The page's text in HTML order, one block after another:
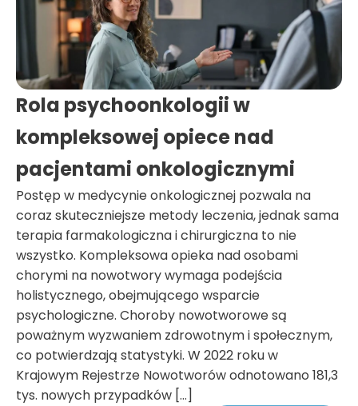
Rola psychoonkologii w
kompleksowej opiece nad
pacjentami onkologicznymi
Postęp w medycynie onkologicznej pozwala na
coraz skuteczniejsze metody leczenia, jednak sama
terapia farmakologiczna i chirurgiczna to nie
wszystko. Kompleksowa opieka nad osobami
chorymi na nowotwory wymaga podejścia
holistycznego, obejmującego wsparcie
psychologiczne. Choroby nowotworowe są
poważnym wyzwaniem zdrowotnym i społecznym,
co potwierdzają statystyki. W 2022 roku w
Krajowym Rejestrze Nowotworów odnotowano 181,3
tys. nowych przypadków […]